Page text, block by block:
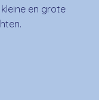
en grote